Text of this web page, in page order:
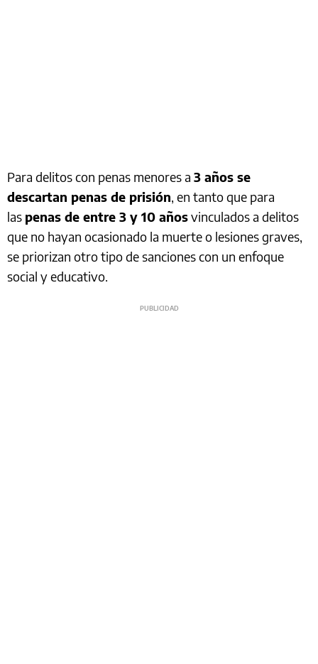
Para delitos con penas menores a 3 años se
descartan penas de prisión, en tanto que para
las penas de entre 3 y 10 añosvinculados a delitos
que no hayan ocasionado la muerte o lesiones graves,
se priorizan otro tipo de sanciones con un enfoque
social y educativo.